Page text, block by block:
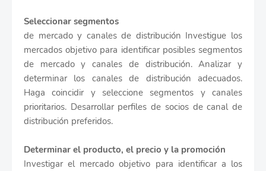
Seleccionar segmentos
de mercado y canales de distribución Investigue los
mercados objetivo para identificar posibles segmentos
de mercado y canales de distribución. Analizar y
determinar los canales de distribución adecuados.
Haga coincidir y seleccione segmentos y canales
prioritarios. Desarrollar perfiles de socios de canal de
distribución preferidos.
Determinar el producto, el precio y la promoción
Investigar el mercado objetivo para identificar a los